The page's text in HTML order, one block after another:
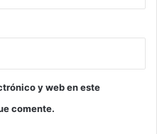
y web en este
comente.